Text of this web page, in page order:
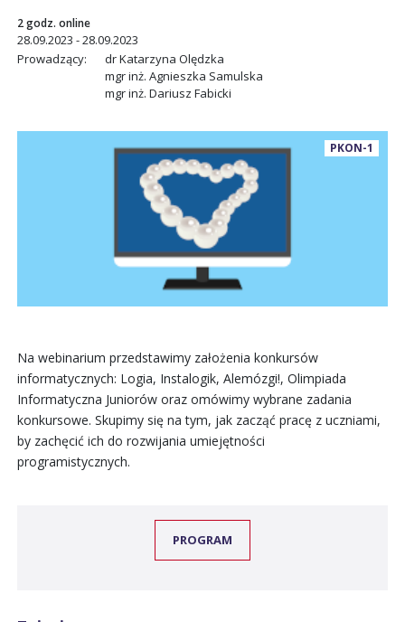
2 godz. online
28.09.2023 - 28.09.2023
Prowadzący:
dr Katarzyna Olędzka
mgr inż. Agnieszka Samulska
mgr inż. Dariusz Fabicki
PKON-1
Na webinarium przedstawimy założenia konkursów
informatycznych: Logia, Instalogik, Alemózgi!, Olimpiada
Informatyczna Juniorów oraz omówimy wybrane zadania
konkursowe. Skupimy się na tym, jak zacząć pracę z uczniami,
by zachęcić ich do rozwijania umiejętności
programistycznych.
PROGRAM